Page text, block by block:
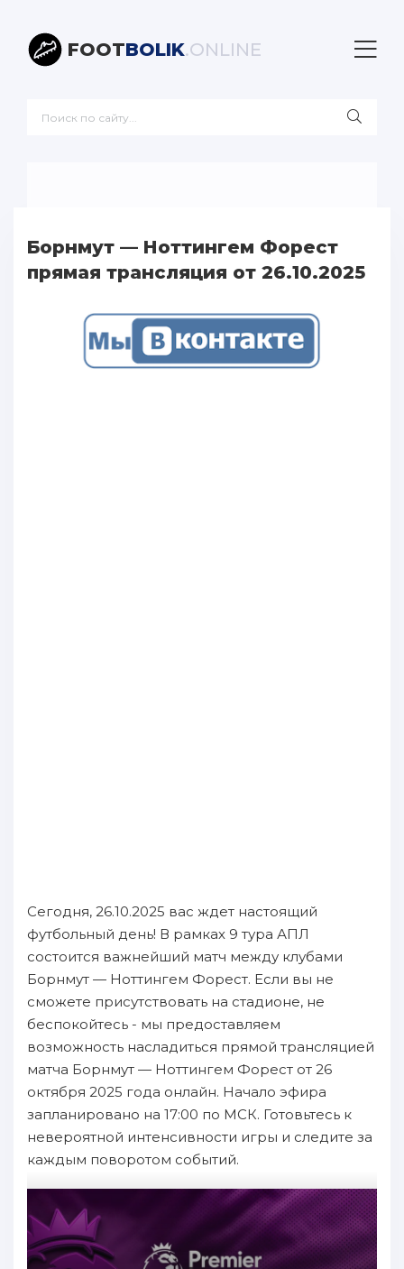
FOOTBOLIK.ONLINE
Борнмут — Ноттингем Форест
прямая трансляция от 26.10.2025
Сегодня, 26.10.2025 вас ждет настоящий
футбольный день! В рамках 9 тура АПЛ
состоится важнейший матч между клубами
Борнмут — Ноттингем Форест. Если вы не
сможете присутствовать на стадионе, не
беспокойтесь - мы предоставляем
возможность насладиться прямой трансляцией
матча Борнмут — Ноттингем Форест от 26
октября 2025 года онлайн. Начало эфира
запланировано на 17:00 по МСК. Готовьтесь к
невероятной интенсивности игры и следите за
каждым поворотом событий.